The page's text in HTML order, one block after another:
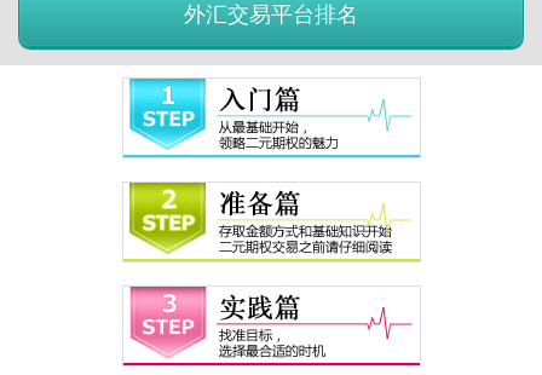
外汇交易平台排名